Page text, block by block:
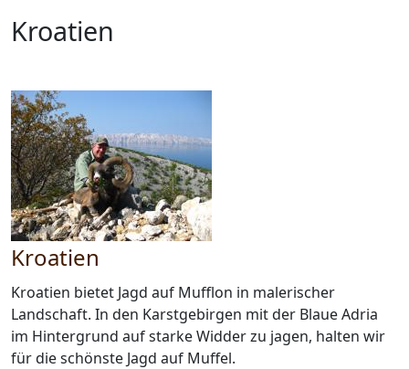
Kroatien
Kroatien
Kroatien bietet Jagd auf Mufflon in malerischer
Landschaft. In den Karstgebirgen mit der Blaue Adria
im Hintergrund auf starke Widder zu jagen, halten wir
für die schönste Jagd auf Muffel.